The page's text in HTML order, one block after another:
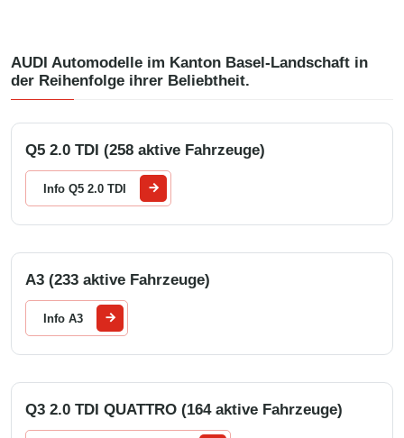
AUDI Automodelle im Kanton Basel-Landschaft in
der Reihenfolge ihrer Beliebtheit.
Q5 2.0 TDI (258 aktive Fahrzeuge)
Info Q5 2.0 TDI
A3 (233 aktive Fahrzeuge)
Info A3
Q3 2.0 TDI QUATTRO (164 aktive Fahrzeuge)